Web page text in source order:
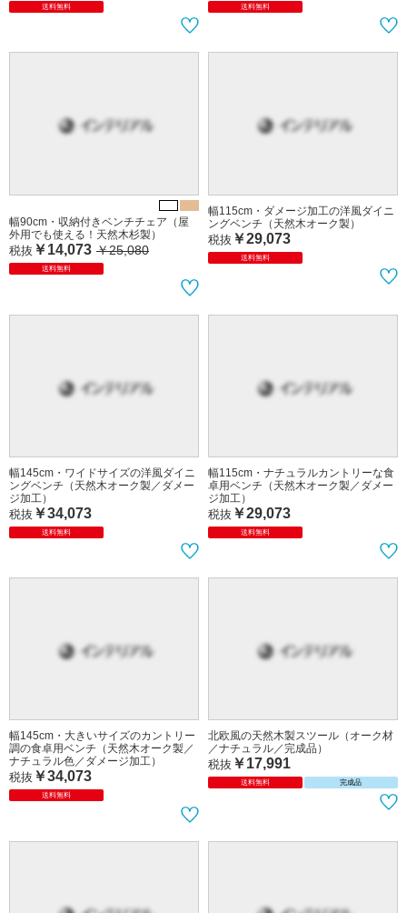
送料無料 送料無料
幅90cm・収納付きベンチチェア（屋
外用でも使える！天然木杉製）
税抜 ￥14,073 ￥25,080
送料無料
幅115cm・ダメージ加工の洋風ダイニ
ングベンチ（天然木オーク製）
税抜 ￥29,073
送料無料
幅145cm・ワイドサイズの洋風ダイニ
ングベンチ（天然木オーク製／ダメー
ジ加工）
税抜 ￥34,073
送料無料
幅115cm・ナチュラルカントリーな食
卓用ベンチ（天然木オーク製／ダメー
ジ加工）
税抜 ￥29,073
送料無料
幅145cm・大きいサイズのカントリー
調の食卓用ベンチ（天然木オーク製／
ナチュラル色／ダメージ加工）
税抜 ￥34,073
送料無料
北欧風の天然木製スツール（オーク材
／ナチュラル／完成品）
税抜 ￥17,991
送料無料 完成品